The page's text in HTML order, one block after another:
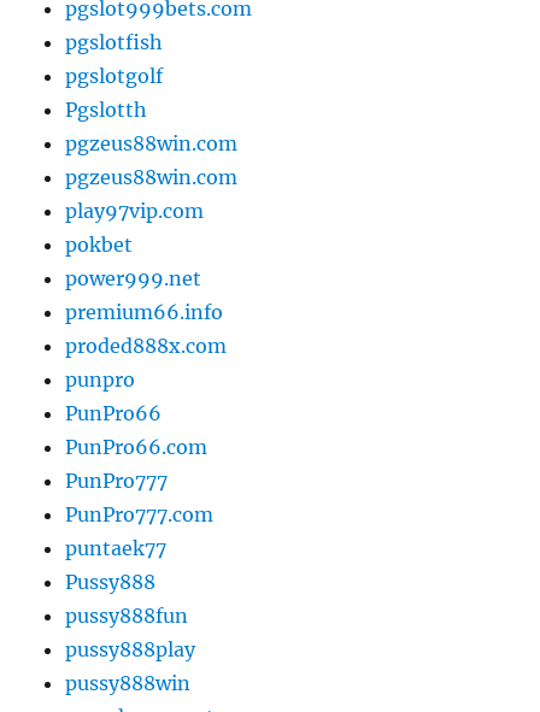
pgslot999bets.com
pgslotfish
pgslotgolf
Pgslotth
pgzeus88win.com
pgzeus88win.com
play97vip.com
pokbet
power999.net
premium66.info
proded888x.com
punpro
PunPro66
PunPro66.com
PunPro777
PunPro777.com
puntaek77
Pussy888
pussy888fun
pussy888play
pussy888win